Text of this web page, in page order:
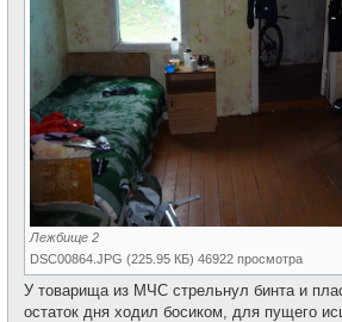
Лежбище 2
DSC00864.JPG (225.95 КБ) 46922 просмотра
У товарища из МЧС стрельнул бинта и
остаток дня ходил босиком, для пущего